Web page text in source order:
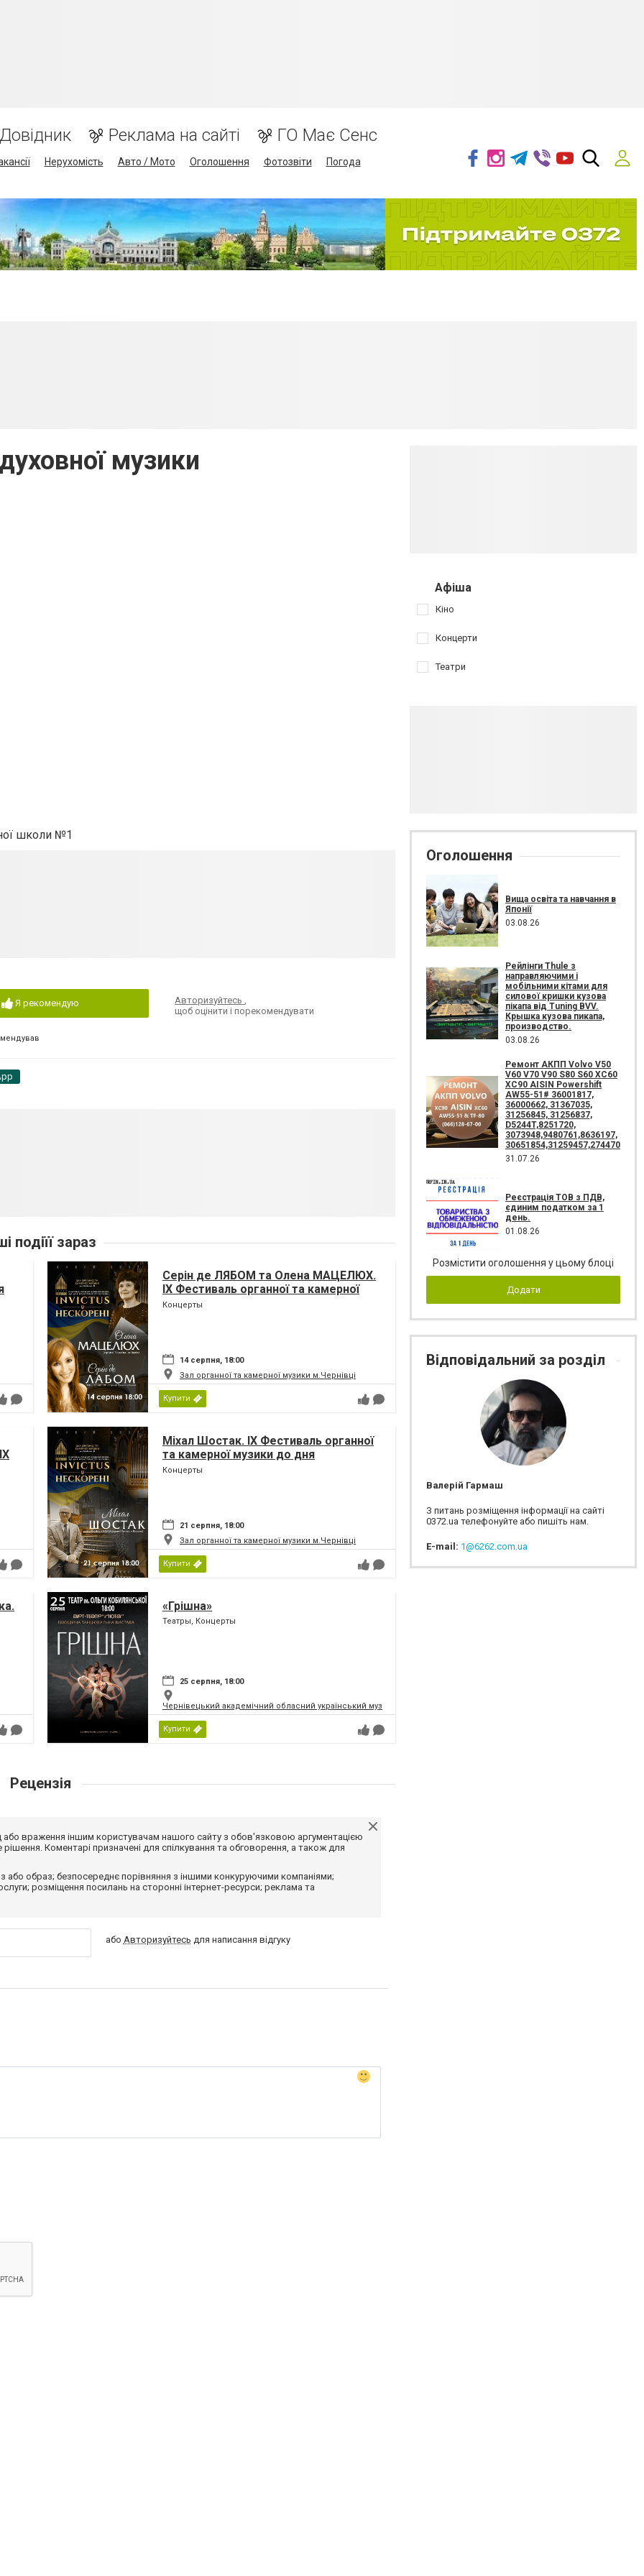
Довідник Реклама на сайті ГО Має Сенс
Нерухомість Авто / Мото Оголошення Фотозвіти
Погода
музики
школи №1
Я рекомендую Авторизуйтесь
щоб оцінити і порекомендувати
подіїї зараз
Серін де ЛЯБОМ та Олена МАЦЕЛЮХ.
IX Фестиваль органної та камерної
музики до дня Незалежності України
Концерты
14 серпня, 18:00
Зал органної та камерної музики м.Чернівці
Купити
Міхал Шостак. IX Фестиваль органної
та камерної музики до дня
Незалежності України «INVICTUS/
Концерты
21 серпня, 18:00
Зал органної та камерної музики м.Чернівці
Купити
«Грішна»
Театры, Концерты
25 серпня, 18:00
Чернівецький академічний обласний український музично-драматичний театр ім. О.Кобилянської
Купити
Рецензія
або враження іншим користувачам нашого сайту з обов'язковою аргументацією
Коментарі призначені для спілкування та обговорення, а також для
або образ; безпосереднє порівняння з іншими конкуруючими компаніями;
розміщення посилань на сторонні інтернет-ресурси; реклама та
або Авторизуйтесь для написання відгуку
Афіша
Кіно
Концерти
Театри
Оголошення
Вища освіта та навчання в
Японії
03.08.26
Рейлінги Thule з
направляючими і
мобільними кітами для
силової кришки кузова
пікапа від Tuning BVV.
Крышка кузова пикапа,
производство.
03.08.26
Ремонт АКПП Volvo V50
V60 V70 V90 S80 S60 XC60
XC90 AISIN Powershift
AW55-51# 36001817,
36000662, 31367035,
31256845, 31256837,
D5244T,8251720,
3073948,9480761,8636197,
30651854,31259457,274470
31.07.26
Реєстрація ТОВ з ПДВ,
єдиним податком за 1
день.
01.08.26
Розмістити оголошення у цьому блоці
Додати
Відповідальний за розділ
Валерій Гармаш
З питань розміщення інформації на сайті
0372.ua телефонуйте або пишіть нам.
E-mail: 1@6262.com.ua